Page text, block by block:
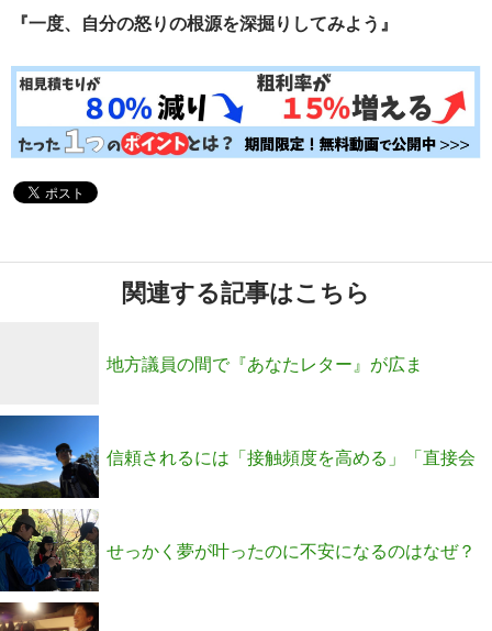
『一度、自分の怒りの根源を深掘りしてみよう』
関連する記事はこちら
地方議員の間で『あなたレター』が広ま
る！！！かも…
信頼されるには「接触頻度を高める」「直接会
う」という常識は完全に崩れました
せっかく夢が叶ったのに不安になるのはなぜ？